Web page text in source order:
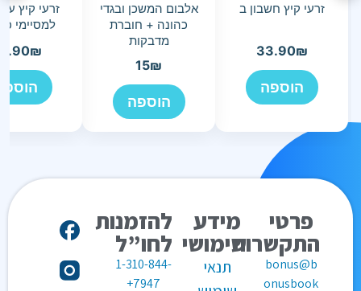
זרעי קיץ חשבון ב
33.90₪
הוספה
אלבום המשכן ובגדי
כהונה + חוברת
מדבקות
15₪
הוספה
זרעי קיץ
למסיימי
₪
פרטי
התקשרות
bonus@b
onusbook
מידע
שימושי
תנאי
להזמנות
לחו”ל
1-310-844-
7947+